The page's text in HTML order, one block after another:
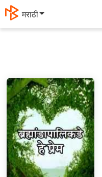
मराठी